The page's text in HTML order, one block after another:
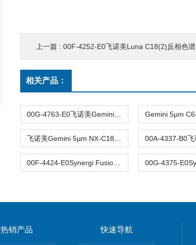
上一篇 : 00F-4252-E0飞诺美Luna C18(2)反相色谱柱5µm 4.6x150mm
相关产品：
热销产品 快速导航